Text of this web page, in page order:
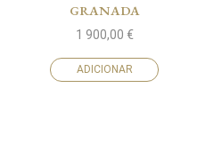
GRANADA
1 900,00 €
ADICIONAR